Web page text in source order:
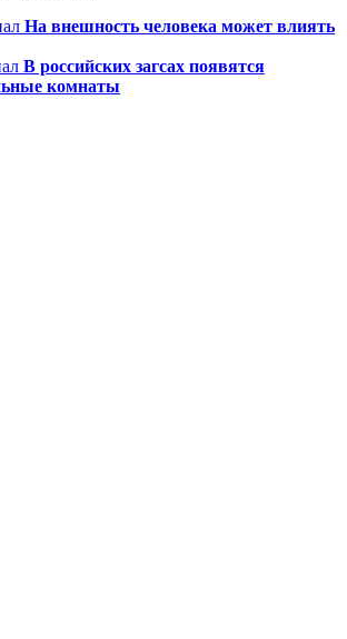
На внешность человека может влиять
В российских загсах появятся
комнаты